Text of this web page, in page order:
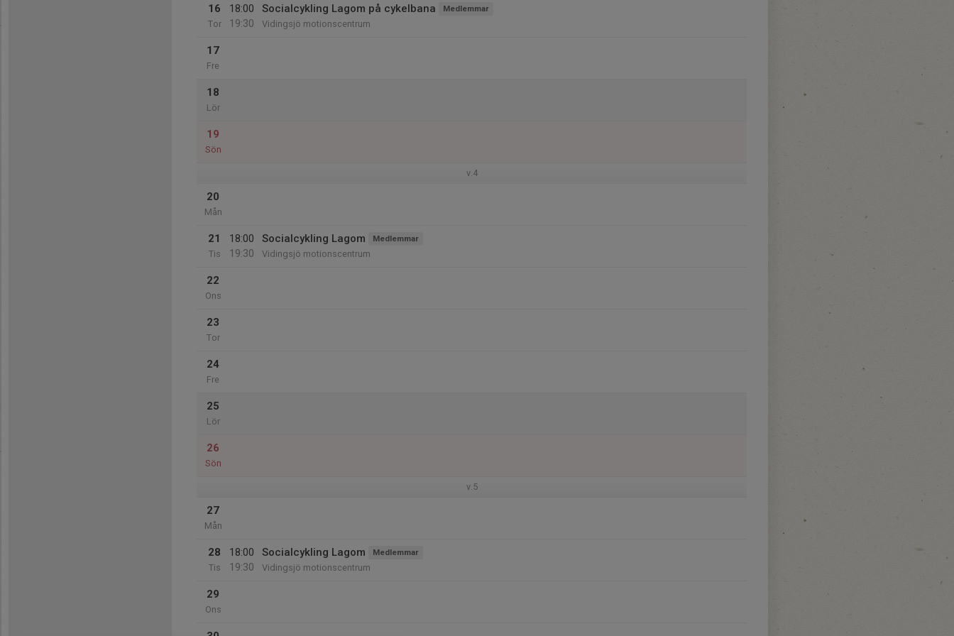
16
Tor
18:00
19:30
Socialcykling Lagom på cykelbana Medlemmar
Vidingsjö motionscentrum
17
Fre
18
Lör
19
Sön
v.4
20
Mån
21
Tis
18:00
19:30
Socialcykling Lagom Medlemmar
Vidingsjö motionscentrum
22
Ons
23
Tor
24
Fre
25
Lör
26
Sön
v.5
27
Mån
28
Tis
18:00
19:30
Socialcykling Lagom Medlemmar
Vidingsjö motionscentrum
29
Ons